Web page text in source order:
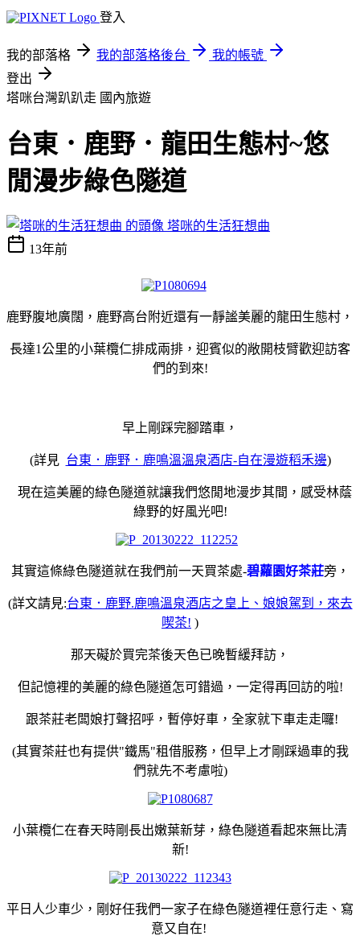
登入
我的部落格 我的部落格後台
我的帳號
登出
塔咪台灣趴趴走 國內旅遊
台東．鹿野．龍田生態村~悠
閒漫步綠色隧道
塔咪的生活狂想曲
13年前
鹿野腹地廣闊，鹿野高台附近還有一靜謐美麗的龍田生態村，
長達1公里的小葉欖仁排成兩排，迎賓似的敞開枝臂歡迎訪客
們的到來!
早上剛踩完腳踏車，
(詳見 台東．鹿野．鹿鳴溫溫泉酒店-自在漫遊稻禾邊)
現在這美麗的綠色隧道就讓我們悠閒地漫步其間，感受林蔭
綠野的好風光吧!
其實這條綠色隧道就在我們前一天買茶處-碧蘿園好茶莊旁，
(詳文請見:台東．鹿野.鹿鳴溫泉酒店之皇上、娘娘駕到，來去
喫茶! )
那天礙於買完茶後天色已晚暫緩拜訪，
但記憶裡的美麗的綠色隧道怎可錯過，一定得再回訪的啦!
跟茶莊老闆娘打聲招呼，暫停好車，全家就下車走走囉!
(其實茶莊也有提供"鐵馬"租借服務，但早上才剛踩過車的我
們就先不考慮啦)
小葉欖仁在春天時剛長出嫩葉新芽，綠色隧道看起來無比清
新!
平日人少車少，剛好任我們一家子在綠色隧道裡任意行走、寫
意又自在!